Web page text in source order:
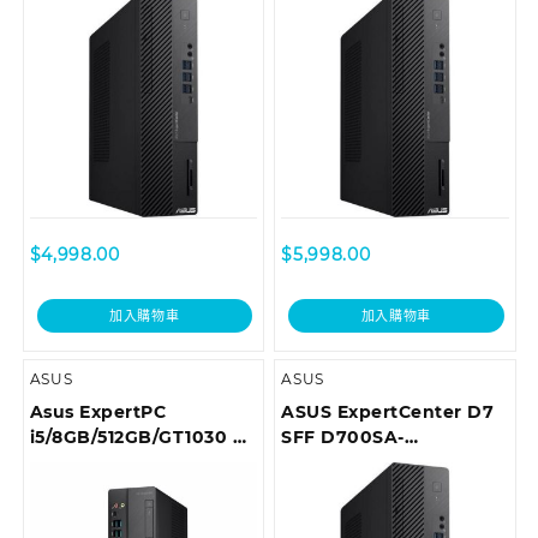
$4,998.00
加入購物車
$5,998.00
加入購物車
ASUS
Asus ExpertPC
i5/8GB/512GB/GT1030 商
I59400003T
ASUS
ASUS ExpertCenter D7
SFF D700SA-
710700018T Desktop